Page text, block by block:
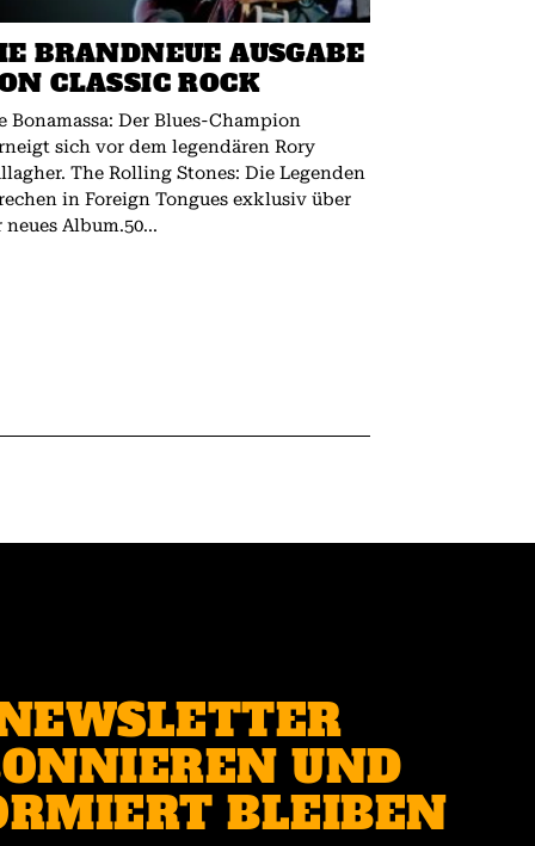
BRANDNEUE AUSGABE
CLASSIC ROCK
Bonamassa: Der Blues-Champion
sich vor dem legendären Rory
Rolling Stones: Die Legenden
in Foreign Tongues exklusiv über
Album.50...
UND
BLEIBEN